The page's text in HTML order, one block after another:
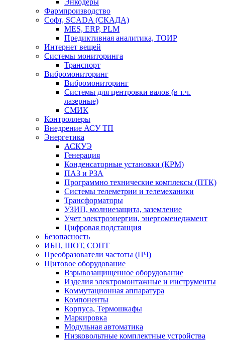
Энкодеры
Фармпроизводство
Софт, SCADA (СКАДА)
MES, ERP, PLM
Предиктивная аналитика, ТОИР
Интернет вещей
Системы мониторинга
Транспорт
Вибромониторинг
Вибромониторинг
Системы для центровки валов (в т.ч.
лазерные)
СМИК
Контроллеры
Внедрение АСУ ТП
Энергетика
АСКУЭ
Генерация
Конденсаторные установки (КРМ)
ПАЗ и РЗА
Программно технические комплексы (ПТК)
Системы телеметрии и телемеханики
Трансформаторы
УЗИП, молниезащита, заземление
Учет электроэнергии, энергоменеджмент
Цифровая подстанция
Безопасность
ИБП, ШОТ, СОПТ
Преобразователи частоты (ПЧ)
Щитовое оборудование
Взрывозащищенное оборудование
Изделия электромонтажные и инструменты
Коммутационная аппаратура
Компоненты
Корпуса, Термошкафы
Маркировка
Модульная автоматика
Низковольтные комплектные устройства